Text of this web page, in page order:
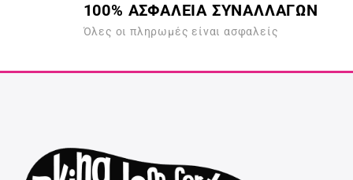
100% ΑΣΦΑΛΕΙΑ ΣΥΝΑΛΛΑΓΩΝ
Όλες οι πληρωμές είναι ασφαλείς